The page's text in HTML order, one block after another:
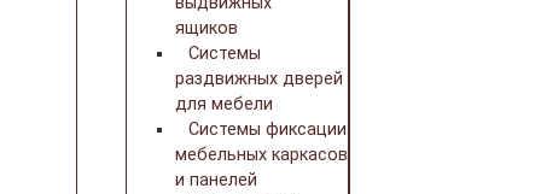
ящиков
Системы
раздвижных дверей
для мебели
Системы фиксации
мебельных каркасов
и панелей